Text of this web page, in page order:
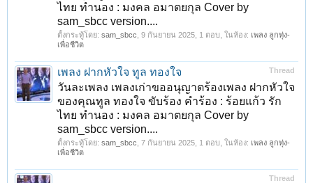
ไทย ทำนอง : มงคล อมาตยกุล Cover by
sam_sbcc version....
ตั้งกระทู้โดย: sam_sbcc 9 กันยายน 2025 , 1 ตอบ, ในห้อง: เพลง ลูกทุ่ง-
เพื่อชีวิต
Thread
เพลง ฝากหัวใจ ทูล ทองใจ
วันละเพลง เพลงเก่าขออนุญาตร้องเพลง ฝากหัวใจ
ของคุณทูล ทองใจ ขับร้อง คำร้อง : ร้อยแก้ว รัก
ไทย ทำนอง : มงคล อมาตยกุล Cover by
sam_sbcc version....
ตั้งกระทู้โดย: sam_sbcc 7 กันยายน 2025 , 1 ตอบ, ในห้อง: เพลง ลูกทุ่ง-
เพื่อชีวิต
Thread